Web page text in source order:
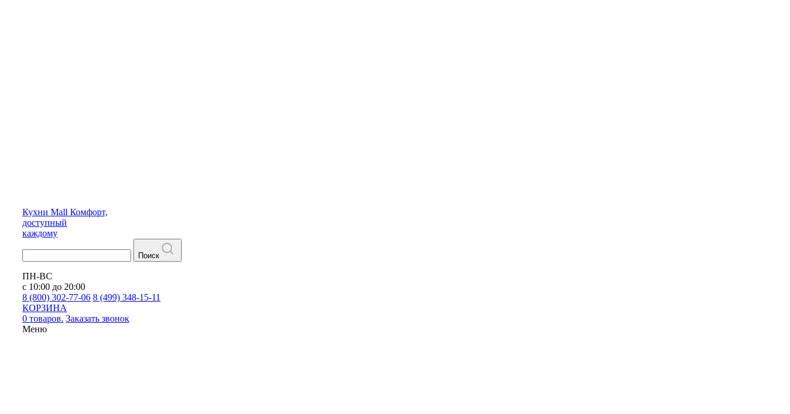
Кухни Mall Комфорт,
доступный
каждому
Поиск
ПН-ВС
с 10:00 до 20:00
8 (800) 302-77-06 8 (499) 348-15-11
КОРЗИНА
0 товаров. Заказать звонок
Меню